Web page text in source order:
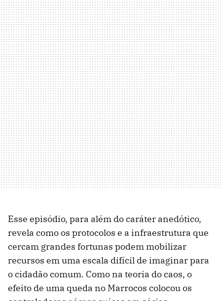
Esse episódio, para além do caráter anedótico,
revela como os protocolos e a infraestrutura que
cercam grandes fortunas podem mobilizar
recursos em uma escala difícil de imaginar para
o cidadão comum. Como na teoria do caos, o
efeito de uma queda no Marrocos colocou os